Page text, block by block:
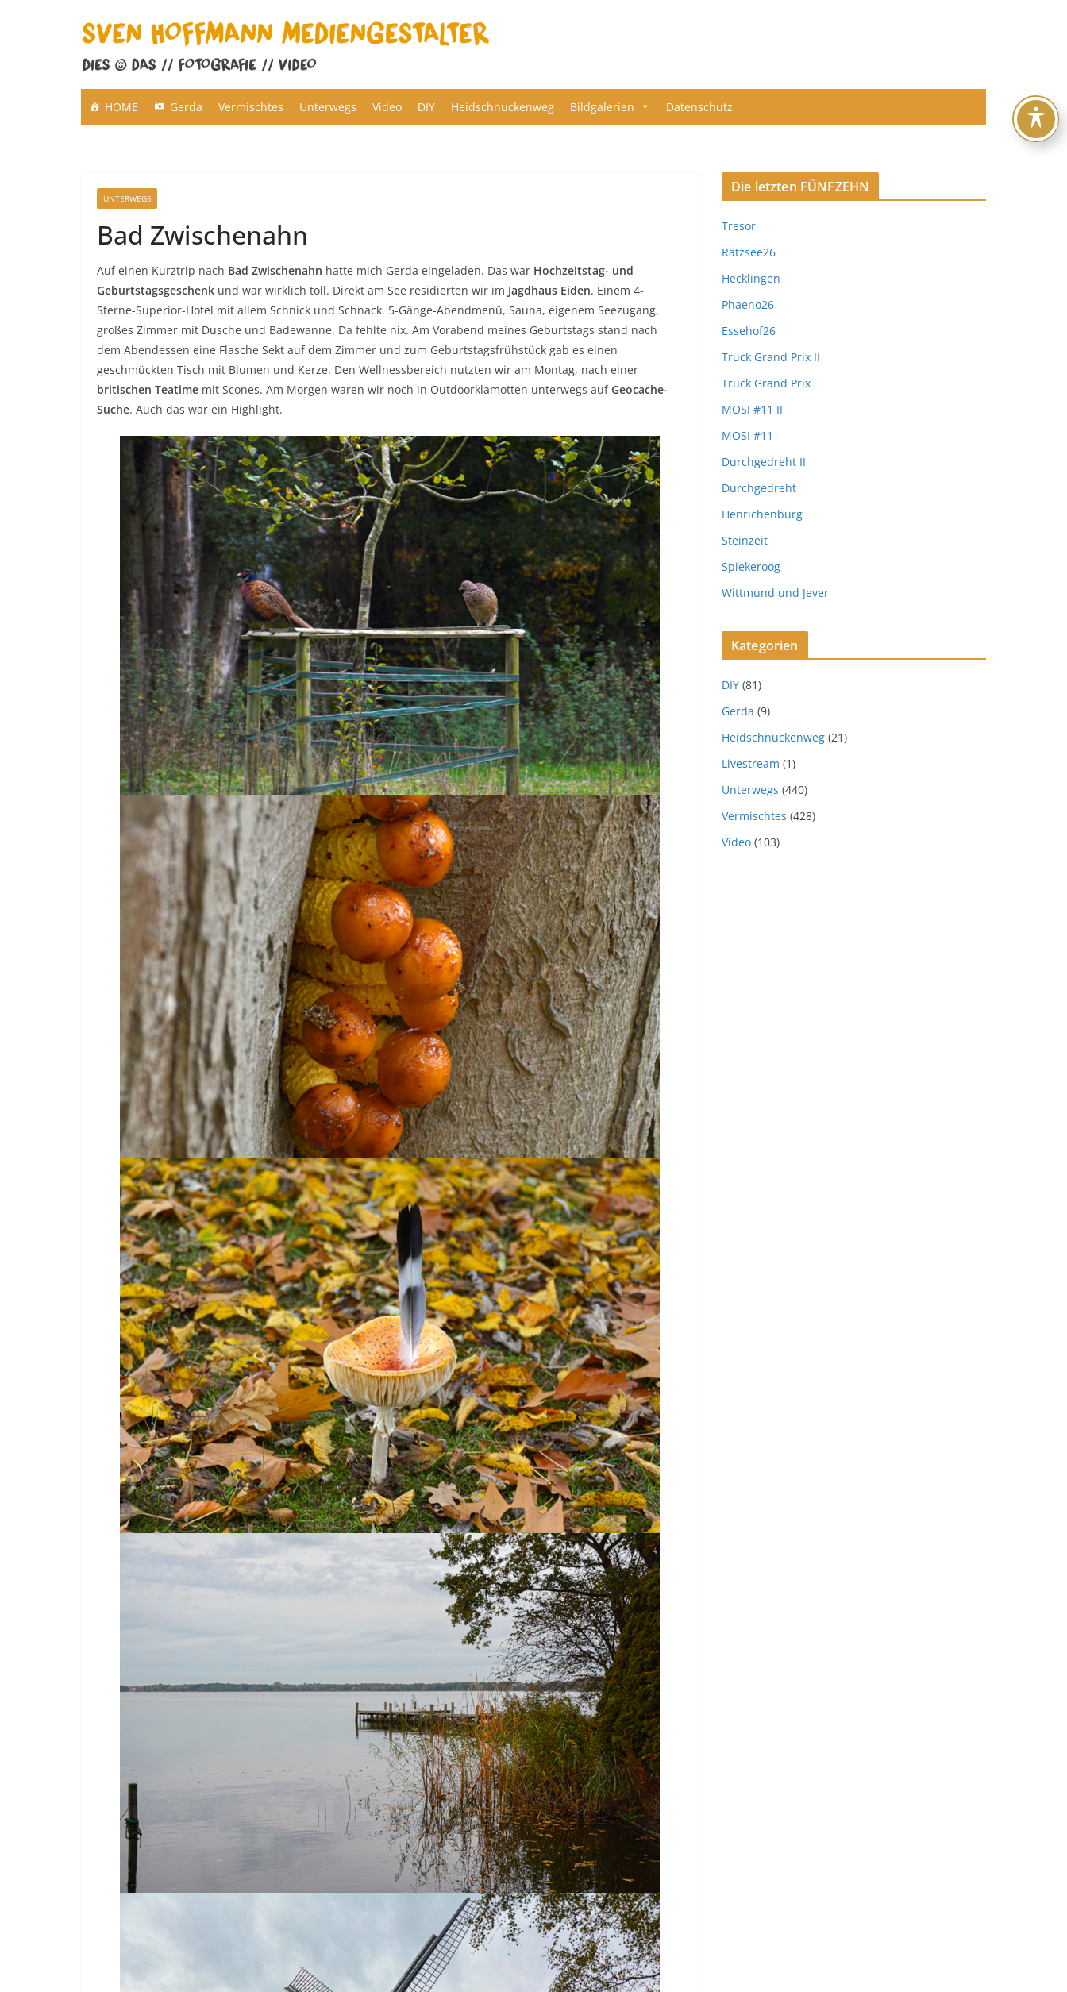
HOME Gerda Vermischtes Unterwegs Video DIY Heidschnuckenweg Bildgalerien Datenschutz
UNTERWEGS
Bad Zwischenahn
Auf einen Kurztrip nach Bad Zwischenahn hatte mich Gerda eingeladen. Das war Hochzeitstag- und
Geburtstagsgeschenk und war wirklich toll. Direkt am See residierten wir im Jagdhaus Eiden. Einem 4-
Sterne-Superior-Hotel mit allem Schnick und Schnack. 5-Gänge-Abendmenü, Sauna, eigenem Seezugang,
großes Zimmer mit Dusche und Badewanne. Da fehlte nix. Am Vorabend meines Geburtstags stand nach
dem Abendessen eine Flasche Sekt auf dem Zimmer und zum Geburtstagsfrühstück gab es einen
geschmückten Tisch mit Blumen und Kerze. Den Wellnessbereich nutzten wir am Montag, nach einer
britischen Teatime mit Scones. Am Morgen waren wir noch in Outdoorklamotten unterwegs aufGeocache-
Suche. Auch das war ein Highlight.
Die letzten FÜNFZEHN
Tresor
Rätzsee26
Hecklingen
Phaeno26
Essehof26
Truck Grand Prix II
Truck Grand Prix
MOSI #11 II
MOSI #11
Durchgedreht II
Durchgedreht
Henrichenburg
Steinzeit
Spiekeroog
Wittmund und Jever
Kategorien
DIY (81)
Gerda (9)
Heidschnuckenweg (21)
Livestream (1)
Unterwegs (440)
Vermischtes (428)
Video (103)